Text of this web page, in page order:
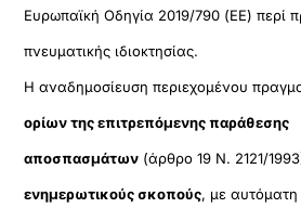
Ευρωπαϊκή Οδηγία 2019/790 (ΕΕ) περί
πνευματικής ιδιοκτησίας.
Η αναδημοσίευση περιεχομένου
ορίων της επιτρεπόμενης παράθεσης
αποσπασμάτων (άρθρο 19 Ν. 2121/
ενημερωτικούς σκοπούς, με